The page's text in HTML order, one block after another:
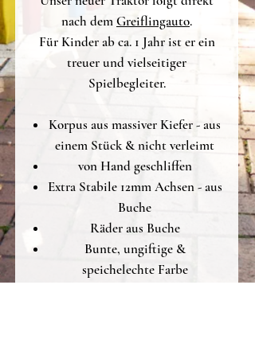
nach demGreiflingauto.
Für Kinder ab ca. 1 Jahr ist er ein
treuer und vielseitiger
Spielbegleiter.
Korpus aus massiver Kiefer - aus
einem Stück & nicht verleimt
von Hand geschliffen
Extra Stabile 12mm Achsen - aus
Buche
Räder aus Buche
Bunte, ungiftige &
speichelechte Farbe